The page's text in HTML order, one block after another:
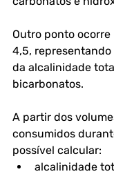
Outro ponto ocorre
4,5,
da alcalinidade
bicarbonatos.
A partir dos
consumidos
possível calcular:
alcalinidade